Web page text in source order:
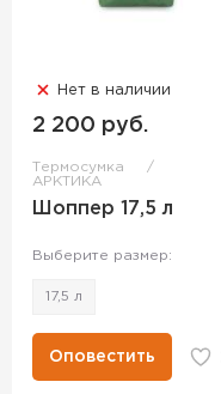
Нет в наличии
2 200 руб.
Термосумка
АРКТИКА
Шоппер 17,5 л
Выберите размер:
17,5 л
Оповестить